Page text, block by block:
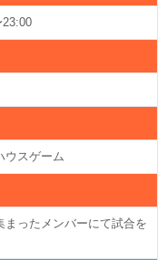
ウスゲーム
ったメンバーにて試合を